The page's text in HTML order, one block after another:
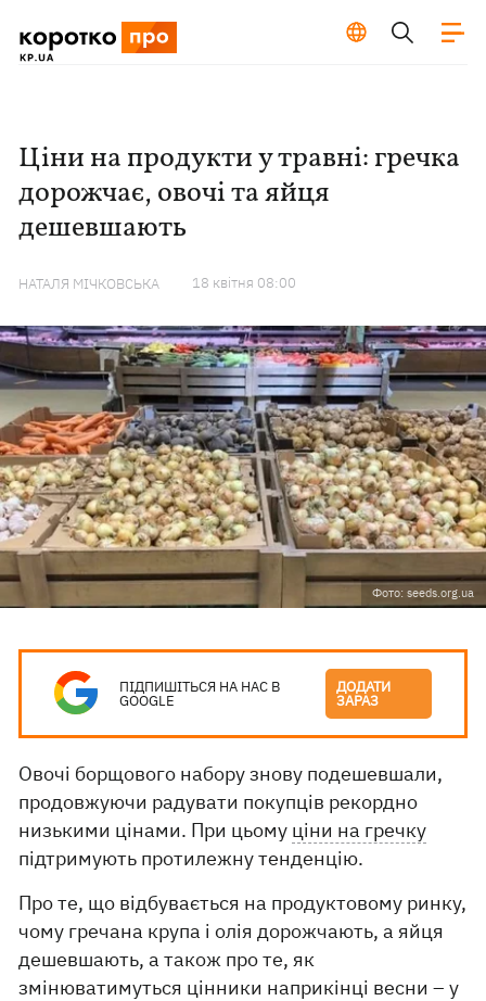
Ціни на продукти у травні: гречка
дорожчає, овочі та яйця
дешевшають
НАТАЛЯ МІЧКОВСЬКА 18 квiтня 08:00
Фото: seeds.org.ua
ПІДПИШІТЬСЯ НА НАС В
GOOGLE
ДОДАТИ
ЗАРАЗ
Овочі борщового набору знову подешевшали,
продовжуючи радувати покупців рекордно
низькими цінами. При цьому ціни на гречку
підтримують протилежну тенденцію.
Про те, що відбувається на продуктовому ринку,
чому гречана крупа і олія дорожчають, а яйця
дешевшають, а також про те, як
змінюватимуться цінники наприкінці весни – у